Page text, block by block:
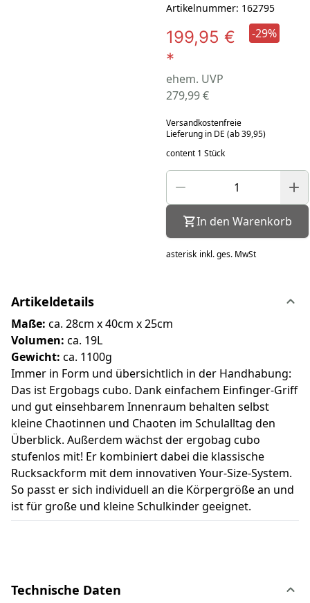
Artikelnummer: 162795
199,95 €
*
ehem. UVP
279,99 €
-29%
Versandkostenfreie
Lieferung in DE (ab 39,95)
content 1 Stück
In den Warenkorb
asterisk inkl. ges. MwSt
Artikeldetails
Maße: ca. 28cm x 40cm x 25cm
Volumen: ca. 19L
Gewicht: ca. 1100g
Immer in Form und übersichtlich in der Handhabung:
Das ist Ergobags cubo. Dank einfachem Einfinger-Griff
und gut einsehbarem Innenraum behalten selbst
kleine Chaotinnen und Chaoten im Schulalltag den
Überblick. Außerdem wächst der ergobag cubo
stufenlos mit! Er kombiniert dabei die klassische
Rucksackform mit dem innovativen Your-Size-System.
So passt er sich individuell an die Körpergröße an und
ist für große und kleine Schulkinder geeignet.
Technische Daten